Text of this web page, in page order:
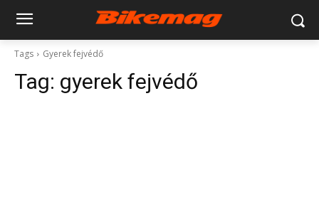
Tags Gyerek fejvédő
Tag: gyerek fejvédő